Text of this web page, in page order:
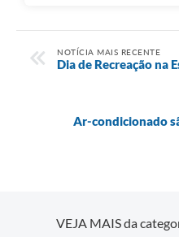
NOTÍCIA MAIS RECENTE
Dia de Recreação na
Ar-condicionado
VEJA MAIS da